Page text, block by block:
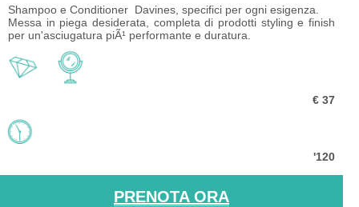
Shampoo e Conditioner Davines, specifici per ogni esigenza.
Messa in piega desiderata, completa di prodotti stylinge finish
per un'asciugatura piÃ¹ performante e duratura.
€ 37
'120
PRENOTA ORA